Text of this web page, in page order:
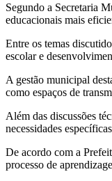
Segundo a Secretaria
educacionais mais
Entre os temas
escolar e
A gestão municipal
como espaços de
Além das discussões
necessidades
De acordo com a
processo de